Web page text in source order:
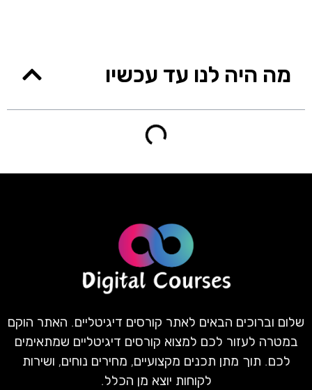
מה היה לנו עד עכשיו
שלום וברוכים הבאים לאתר קורסים דיגיטליים. האתר הוקם
במטרה לעזור לכם למצוא קורסים דיגיטליים שמתאימים
לכם. תוך מתן תכנים מקצועיים, מחירים נוחים, ושירות
לקוחות יוצא מן הכלל.